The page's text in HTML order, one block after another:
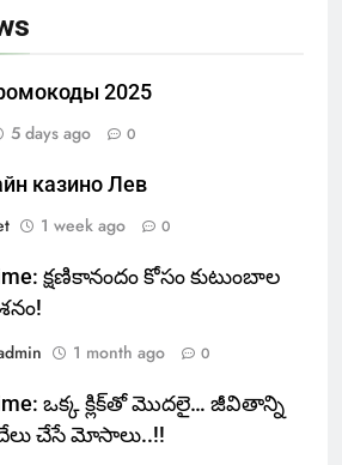
2025
5 days ago 0
казино Лев
1 week ago 0
క్షణికానందం కోసం కుటుంబాల
1 month ago 0
ఒక్క క్లిక్‌తో మొదలై… జీవితాన్ని
చేసే మోసాలు..!!